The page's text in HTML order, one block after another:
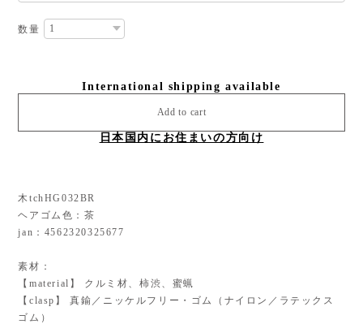
数量
International shipping available
Add to cart
日本国内にお住まいの方向け
木tchHG032BR
ヘアゴム色：茶
jan：4562320325677
素材：
【material】 クルミ材、柿渋、蜜蝋
【clasp】 真鍮／ニッケルフリー・ゴム（ナイロン／ラテックス
ゴム）